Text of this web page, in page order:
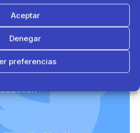
Aceptar
Denegar
preferencias